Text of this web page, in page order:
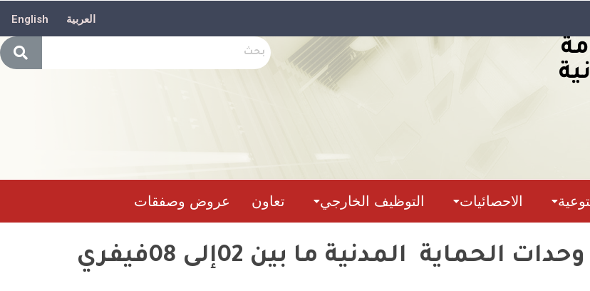
العربية English
الاحصائيات التوظيف الخارجي تعاون عروض وصفقات
الحصيلة الأسبوعية لتدخل وحدات الحماية المدنية ما بين 02إلى 08فيفري